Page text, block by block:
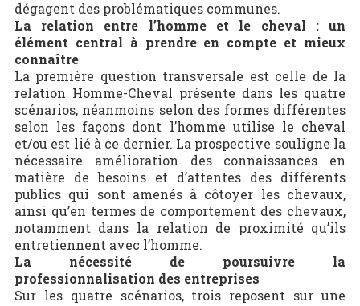
dégagent des problématiques communes.
La relation entre l’homme et le cheval : un
élément central à prendre en compte et mieux
connaître
La première question transversale est celle de la
relation Homme-Cheval présente dans les quatre
scénarios, néanmoins selon des formes différentes
selon les façons dont l’homme utilise le cheval
et/ou est lié à ce dernier. La prospective souligne la
nécessaire amélioration des connaissances en
matière de besoins et d’attentes des différents
publics qui sont amenés à côtoyer les chevaux,
ainsi qu’en termes de comportement des chevaux,
notamment dans la relation de proximité qu’ils
entretiennent avec l’homme.
La nécessité de poursuivre la
professionnalisation des entreprises
Sur les quatre scénarios, trois reposent sur une